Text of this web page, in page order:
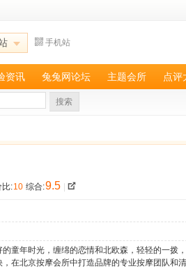
手机站
资讯 兔兔网论坛 主题会所 点评
搜索
比:10 综合:9.5
童年时光，缠绵的恋情和北欧森，轻轻的一拨，
在北京按摩会所中打造品牌的专业按摩团队和清